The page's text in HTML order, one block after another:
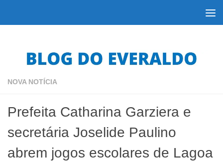
NOVA NOTÍCIA
Prefeita Catharina Garziera e
secretária Joselide Paulino
abrem jogos escolares de Lagoa